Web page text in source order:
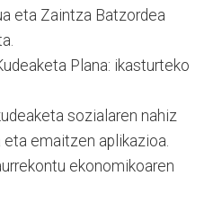
eta Zaintza Batzordea
Plana: ikasturteko
sozialaren nahiz
emaitzen aplikazioa.
ekonomikoaren